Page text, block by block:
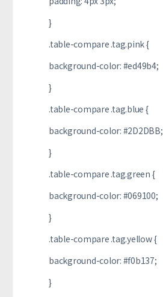
}
.table-compare .tag.pink {
background-color: #ed49b4;
}
.table-compare .tag.blue {
background-color: #2D2DBB;
}
.table-compare .tag.green {
background-color: #069100;
}
.table-compare .tag.yellow {
background-color: #f0b137;
}